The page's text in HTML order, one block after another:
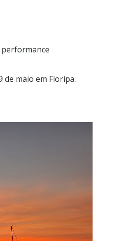
de maio em Floripa.